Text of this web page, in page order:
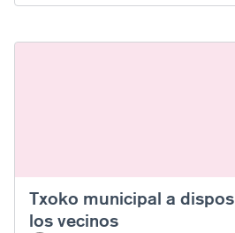
Txoko municipal a
los vecinos